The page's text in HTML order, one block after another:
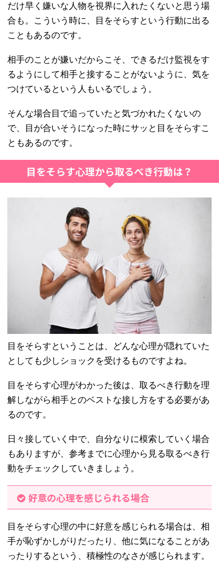
だけ早く嫌いな人物を視界に入れたくないと思う場
合も。こういう時に、目をそらすという行動に出る
こともあるのです。
相手のことが嫌いだからこそ、できるだけ監視をす
るようにして相手と接することがないように、気を
つけているという人もいるでしょう。
そんな場合目で追っていたと気づかれたくないの
で、目が合いそうになった時にサッと目をそらすこ
ともあるのです。
目をそらす心理から取るべき行動は？
目をそらすということは、どんな心理が隠れていた
としても少しショックを受けるものですよね。
目をそらす心理がわかった後は、取るべき行動を理
解しながら相手とのベストな接し方をする必要があ
るのです。
日々接していく中で、自分なりに模索していく場合
もありますが、参考までに心理から見る取るべき行
動をチェックしていきましょう。
好意の心理を感じられる場合
目をそらす心理の中に好意を感じられる場合は、相
手が恥ずかしがりだったり、他に気になることがあ
ったりするという、積極性のなさが感じられます。